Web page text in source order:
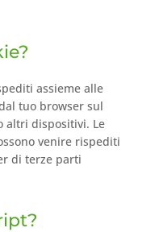
assieme alle
tuo browser sul
altri dispositivi. Le
venire rispediti
di terze parti